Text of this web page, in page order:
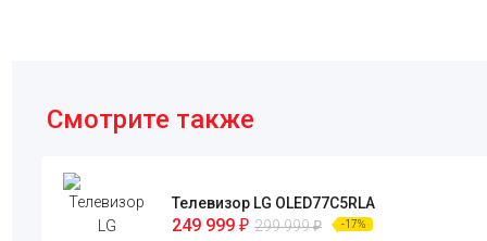
Смотрите также
Телевизор LG OLED77C5RLA
249 999 ₽ 299 999₽ -17%